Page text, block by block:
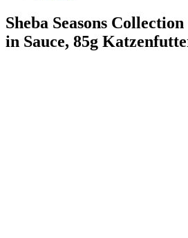
Sheba Seasons
in Sauce, 85g